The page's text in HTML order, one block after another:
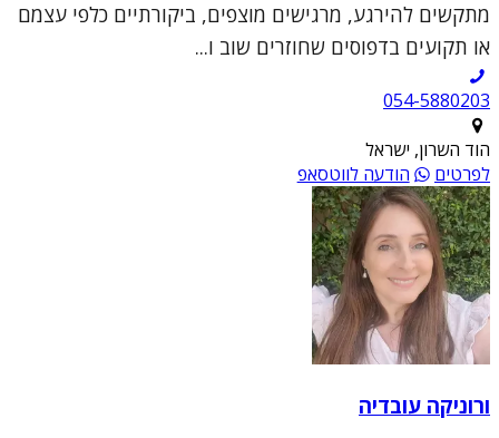
מתקשים להירגע, מרגישים מוצפים, ביקורתיים כלפי עצמם
או תקועים בדפוסים שחוזרים שוב ו...
054-5880203
הוד השרון, ישראל
לפרטים
הודעה לווטסאפ
ורוניקה עובדיה